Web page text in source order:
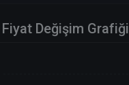
Değişim Grafiği